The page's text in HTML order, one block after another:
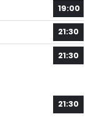
19:00
21:30
21:30
21:30